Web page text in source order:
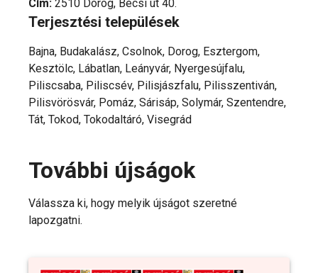
Cím: 2510 Dorog, Bécsi út 40.
Terjesztési települések
Bajna, Budakalász, Csolnok, Dorog, Esztergom,
Kesztölc, Lábatlan, Leányvár, Nyergesújfalu,
Piliscsaba, Piliscsév, Pilisjászfalu, Pilisszentiván,
Pilisvörösvár, Pomáz, Sárisáp, Solymár, Szentendre,
Tát, Tokod, Tokodaltáró, Visegrád
További újságok
Válassza ki, hogy melyik újságot szeretné
lapozgatni.